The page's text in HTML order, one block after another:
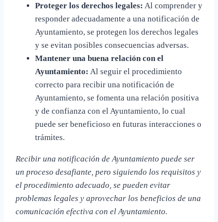
Proteger los derechos legales: Al comprender y
responder adecuadamente a una notificación de
Ayuntamiento, se protegen los derechos legales
y se evitan posibles consecuencias adversas.
Mantener una buena relación con el
Ayuntamiento: Al seguir el procedimiento
correcto para recibir una notificación de
Ayuntamiento, se fomenta una relación positiva
y de confianza con el Ayuntamiento, lo cual
puede ser beneficioso en futuras interacciones o
trámites.
Recibir una notificación de Ayuntamiento puede ser
un proceso desafiante, pero siguiendo los requisitos y
el procedimiento adecuado, se pueden evitar
problemas legales y aprovechar los beneficios de una
comunicación efectiva con el Ayuntamiento.